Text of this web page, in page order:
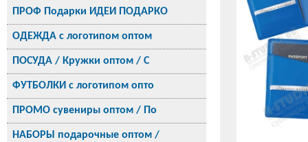
ПРОФ Подарки ИДЕИ ПОДАРКО
ОДЕЖДА с логотипом оптом
ПОСУДА / Кружки оптом / С
ФУТБОЛКИ с логотипом опто
ПРОМО сувениры оптом / По
НАБОРЫ подарочные оптом /